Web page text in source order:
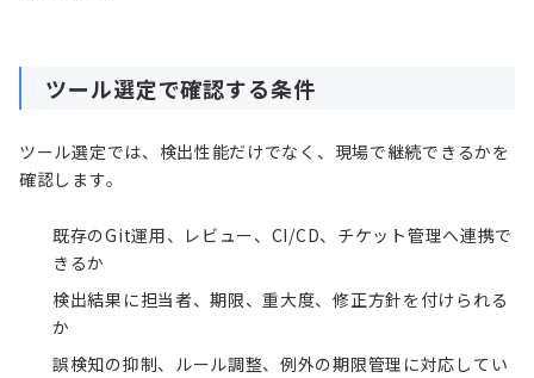
ツール選定で確認する条件
ツール選定では、検出性能だけでなく、現場で継続できるかを
確認します。
既存のGit運用、レビュー、CI/CD、チケット管理へ連携で
きるか
検出結果に担当者、期限、重大度、修正方針を付けられる
か
誤検知の抑制、ルール調整、例外の期限管理に対応してい